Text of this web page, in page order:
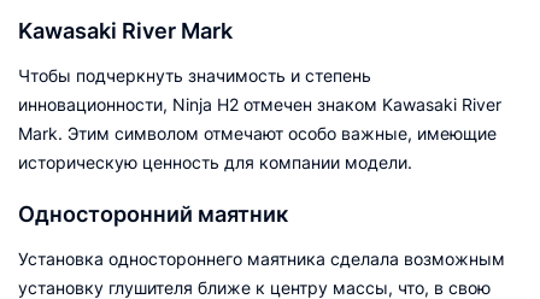
Kawasaki River Mark
Чтобы подчеркнуть значимость и степень
инновационности, Ninja H2 отмечен знаком Kawasaki River
Mark. Этим символом отмечают особо важные, имеющие
историческую ценность для компании модели.
Односторонний маятник
Установка одностороннего маятника сделала возможным
установку глушителя ближе к центру массы, что, в свою